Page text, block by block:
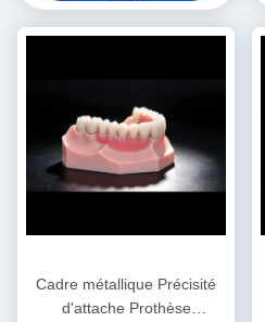
Cadre métallique Précisité
d'attache Prothèse